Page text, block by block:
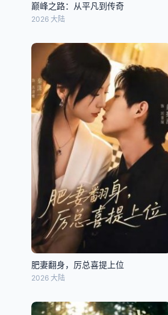
巅峰之路：从平凡到传奇
2026 大陆
肥妻翻身，厉总喜提上位
2026 大陆